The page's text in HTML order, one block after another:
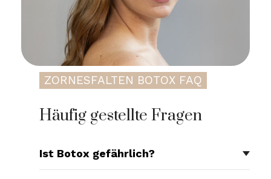
ZORNESFALTEN BOTOX FAQ
Häufig gestellte Fragen
Ist Botox gefährlich?